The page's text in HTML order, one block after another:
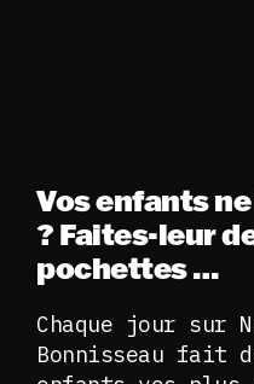
Vos enfants
? Faites-leur
pochettes …
Chaque jour sur
Bonnisseau fait